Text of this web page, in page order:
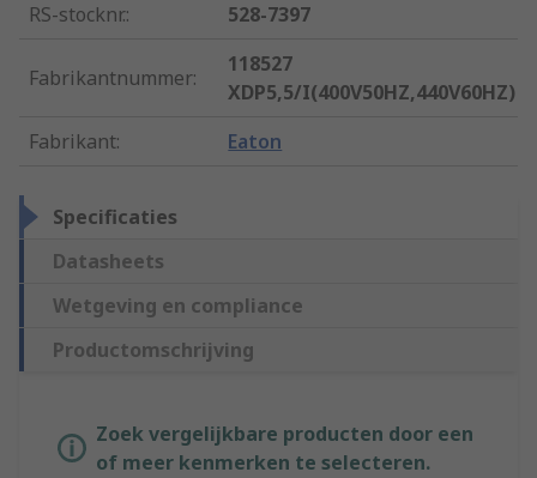
RS-stocknr.: 528-7397
Fabrikantnummer:
118527
XDP5,5/I(400V50HZ,440V60HZ)
Fabrikant: Eaton
Specificaties
Datasheets
Wetgeving en compliance
Productomschrijving
Zoek vergelijkbare producten door een
of meer kenmerken te selecteren.